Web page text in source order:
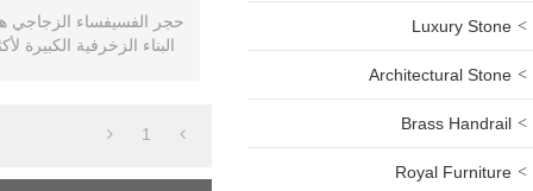
Luxury Stone
Architectural Stone
Brass Handrail
Royal Furniture
باكسبلاش
حجر الفسيفساء الزجاجي
البناء الزخرفية الكبيرة لأكثر
1